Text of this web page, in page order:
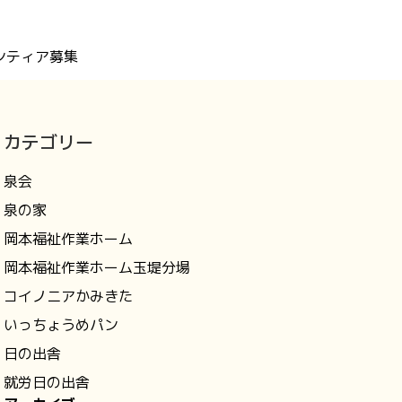
ティア募集
カテゴリー
泉会
泉の家
岡本福祉作業ホーム
岡本福祉作業ホーム玉堤分場
コイノニアかみきた
いっちょうめパン
日の出舎
就労日の出舎